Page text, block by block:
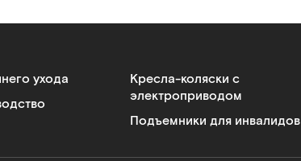
ухода
Кресла-коляски с
электроприводом
Подъемники для инвалидов